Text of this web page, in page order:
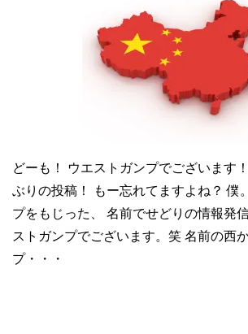
どーも！ ウエストガンプでございます
ぶりの投稿！ もー忘れてますよね？ 僕
プをもじった、 名前でせどりの情報発
ストガンプでございます。笑 名前の西
プ・・・